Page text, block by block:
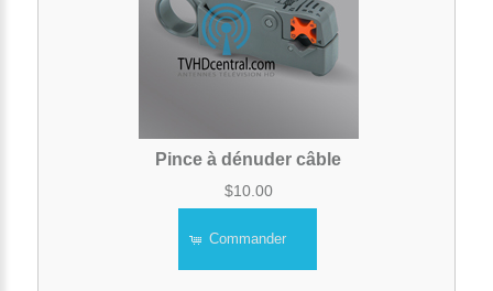
Pince à dénuder câble
$10.00
Commander